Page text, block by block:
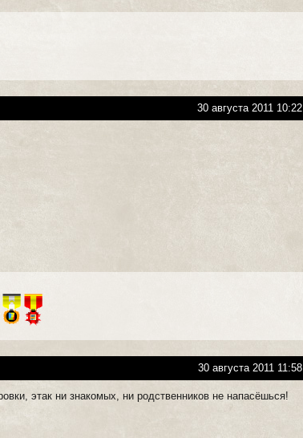
30 августа 2011 10:22
30 августа 2011 11:58
этак ни знакомых, ни родственников не напасёшься!